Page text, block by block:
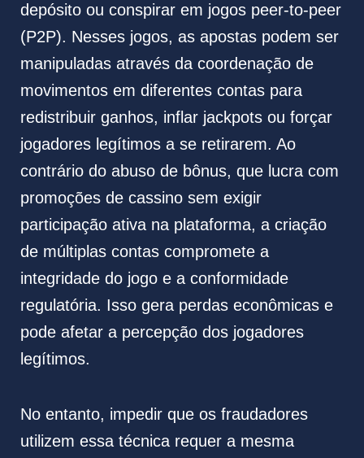
depósito ou conspirar em jogos peer-to-peer
(P2P). Nesses jogos, as apostas podem ser
manipuladas através da coordenação de
movimentos em diferentes contas para
redistribuir ganhos, inflar jackpots ou forçar
jogadores legítimos a se retirarem. Ao
contrário do abuso de bônus, que lucra com
promoções de cassino sem exigir
participação ativa na plataforma, a criação
de múltiplas contas compromete a
integridade do jogo e a conformidade
regulatória. Isso gera perdas econômicas e
pode afetar a percepção dos jogadores
legítimos.
No entanto, impedir que os fraudadores
utilizem essa técnica requer a mesma